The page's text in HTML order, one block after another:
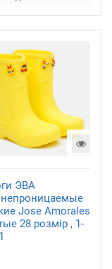
ЭВА
Jose Amorales
28 розмір , 1-